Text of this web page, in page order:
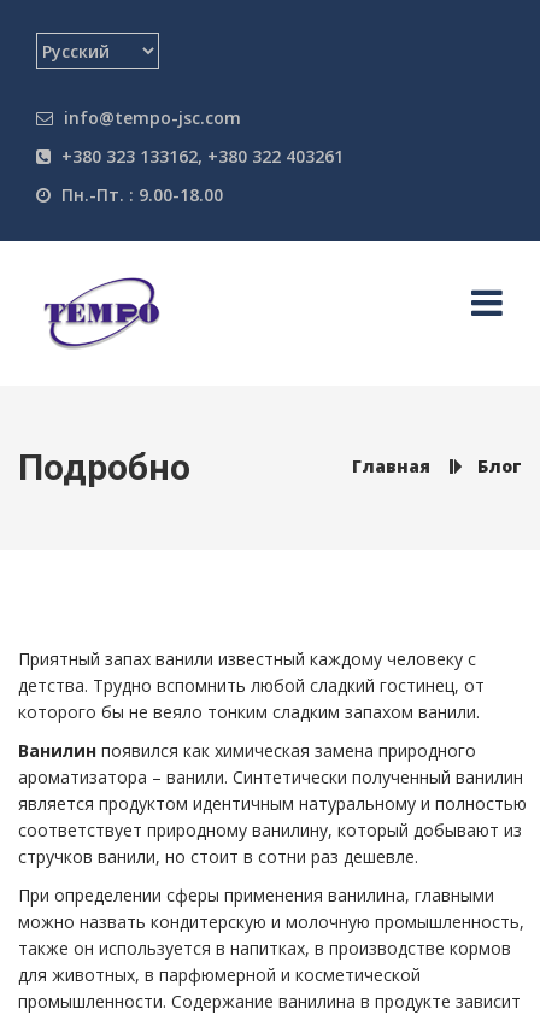
info@tempo-jsc.com
+380 323 133162, +380 322 403261
Пн.-Пт. : 9.00-18.00
Подробно Главная Блог
Приятный запах ванили известный каждому человеку с
детства. Трудно вспомнить любой сладкий гостинец, от
которого бы не веяло тонким сладким запахом ванили.
Ванилин появился как химическая замена природного
aроматизатора – ванили. Синтетически полученный ванилин
является продуктом идентичным натуральному и полностью
соответствует природному ванилину, который добывают из
стручков ванили, но стоит в сотни раз дешевле.
При определении сферы применения ванилина, главными
можно назвать кондитерскую и молочную промышленность,
также он используется в напитках, в производстве кормов
для животных, в парфюмерной и косметической
промышленности. Содержание ванилина в продукте зависит